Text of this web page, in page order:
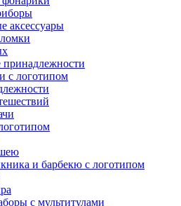
аксессуары
принадлежности
с логотипом
и барбекю с логотипом
с мультитулами